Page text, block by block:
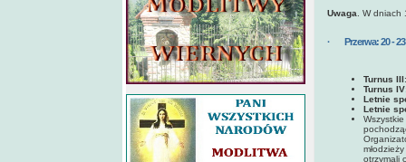
Uwaga . W
· Przerwa: 20 - 23
Turnus III
Turnus IV
Letnie
Letnie
otrzymali